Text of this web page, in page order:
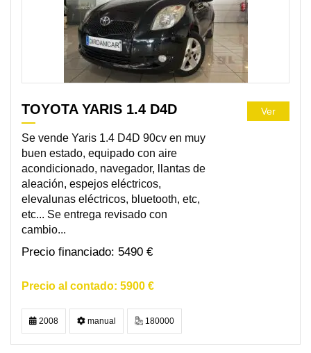
TOYOTA YARIS 1.4 D4D
Se vende Yaris 1.4 D4D 90cv en muy
buen estado, equipado con aire
acondicionado, navegador, llantas de
aleación, espejos eléctricos,
elevalunas eléctricos, bluetooth, etc,
etc... Se entrega revisado con
cambio...
5490 €
5900 €
Ver
2008 manual 180000